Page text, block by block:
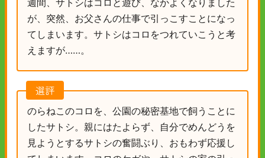
週間、サトシはコロと遊び、なかよくなりました
が、突然、お父さんの仕事で引っこすことになっ
てしまいます。サトシはコロをつれていこうと考
えますが……。
選評
のらねこのコロを、公園の秘密基地で飼うことに
したサトシ。親にはたよらず、自分でめんどうを
見ようとするサトシの奮闘ぶり、おもわず応援し